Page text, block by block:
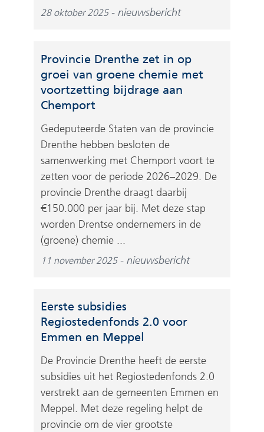
28 oktober 2025 nieuwsbericht
Provincie Drenthe zet in op
groei van groene chemie met
voortzetting bijdrage aan
Chemport
Gedeputeerde Staten van de provincie
Drenthe hebben besloten de
samenwerking met Chemport voort te
zetten voor de periode 2026–2029. De
provincie Drenthe draagt daarbij
€150.000 per jaar bij. Met deze stap
worden Drentse ondernemers in de
(groene) chemie ...
11 november 2025 nieuwsbericht
Eerste subsidies
Regiostedenfonds 2.0 voor
Emmen en Meppel
De Provincie Drenthe heeft de eerste
subsidies uit het Regiostedenfonds 2.0
verstrekt aan de gemeenten Emmen en
Meppel. Met deze regeling helpt de
provincie om de vier grootste